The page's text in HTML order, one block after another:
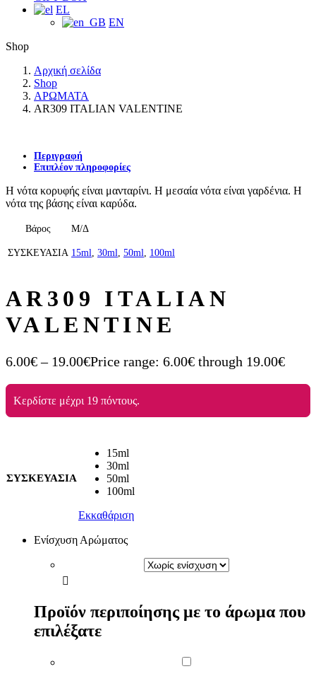
EL
EN
Shop
Αρχική σελίδα
Shop
ΑΡΩΜΑΤΑ
AR309 ITALIAN VALENTINE
Περιγραφή
Επιπλέον πληροφορίες
Η νότα κορυφής είναι μανταρίνι. Η μεσαία νότα είναι γαρδένια. Η
νότα της βάσης είναι καρύδα.
Βάρος Μ/Δ
ΣΥΣΚΕΥΑΣΙΑ 15ml, 30ml, 50ml, 100ml
AR309 ITALIAN
VALENTINE
6.00€ – 19.00€Price range: 6.00€ through 19.00€
Κερδίστε μέχρι 19 πόντους.
ΣΥΣΚΕΥΑΣΙΑ
15ml
30ml
50ml
100ml
Εκκαθάριση
Ενίσχυση Αρώματος
Προϊόν περιποίησης με το άρωμα που
επιλέξατε